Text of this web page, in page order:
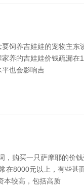
饲养吉娃娃的宠物主
养的吉娃娃价钱疏漏
平也会影响吉
购买一只萨摩耶的价
8000元以上，有些
本较高，包括高质